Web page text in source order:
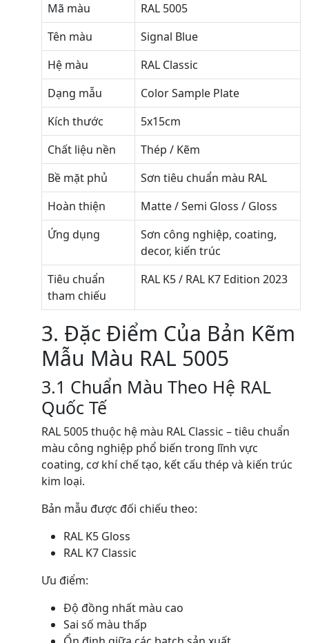
Mã màu
RAL 5005
Tên màu
Signal Blue
Hệ màu
RAL Classic
Dạng mẫu
Color Sample Plate
Kích thước
5x15cm
Chất liệu nền
Thép / Kẽm
Bề mặt phủ
Sơn tiêu chuẩn màu RAL
Hoàn thiện
Matte / Semi Gloss / Gloss
Ứng dụng
Sơn công nghiệp, coating,
decor, kiến trúc
Tiêu chuẩn
tham chiếu
RAL K5 / RAL K7 Edition 2023
3. Đặc Điểm Của Bản Kẽm
Mẫu Màu RAL 5005
3.1 Chuẩn Màu Theo Hệ RAL
Quốc Tế
RAL 5005 thuộc hệ màu RAL Classic – tiêu chuẩn
màu công nghiệp phổ biến trong lĩnh vực
coating, cơ khí chế tạo, kết cấu thép và kiến trúc
kim loại.
Bản mẫu được đối chiếu theo:
RAL K5 Gloss
RAL K7 Classic
Ưu điểm:
Độ đồng nhất màu cao
Sai số màu thấp